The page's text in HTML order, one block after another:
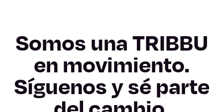
Barcelona
Girona
Lleida
Somos una TRIBBU
en movimiento.
Síguenos y sé parte